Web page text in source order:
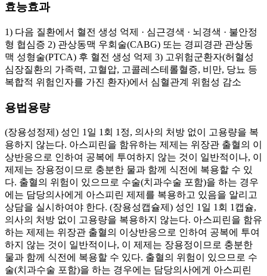
효능효과
1) 다음 질환에서 혈전 생성 억제 · 심근경색 · 뇌경색 · 불안정
형 협심증 2) 관상동맥 우회술(CABG) 또는 경피경관 관상동
맥 성형술(PTCA) 후 혈전 생성 억제 3) 고위험군환자(허혈성
심장질환의 가족력, 고혈압, 고콜레스테롤혈증, 비만, 당뇨 등
복합적 위험인자를 가진 환자)에서 심혈관계 위험성 감소
용법용량
(장용성정제) 성인 1일 1회 1정, 의사의 처방 없이 고용량을 복
용하지 않는다. 아스피린을 함유하는 제제는 위장관 출혈의 이
상반응으로 인하여 공복에 투여하지 않는 것이 일반적이나, 이
제제는 장용정이므로 충분한 물과 함께 식전에 복용할 수 있
다. 출혈의 위험이 있으므로 수술(치과수술 포함)을 하는 경우
에는 담당의사에게 아스피린 제제를 복용하고 있음을 알리고
상담을 실시하여야 한다. (장용성캡슐제) 성인 1일 1회 1캡슐,
의사의 처방 없이 고용량을 복용하지 않는다. 아스피린을 함유
하는 제제는 위장관 출혈의 이상반응으로 인하여 공복에 투여
하지 않는 것이 일반적이나, 이 제제는 장용정이므로 충분한
물과 함께 식전에 복용할 수 있다. 출혈의 위험이 있으므로 수
술(치과수술 포함)을 하는 경우에는 담당의사에게 아스피린